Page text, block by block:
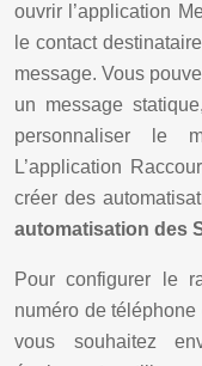
ouvrir l’application
le contact
message. Vous
un message
personnaliser le
L’application
créer des
automatisation des
Pour configurer le
numéro de téléphone
vous souhaitez